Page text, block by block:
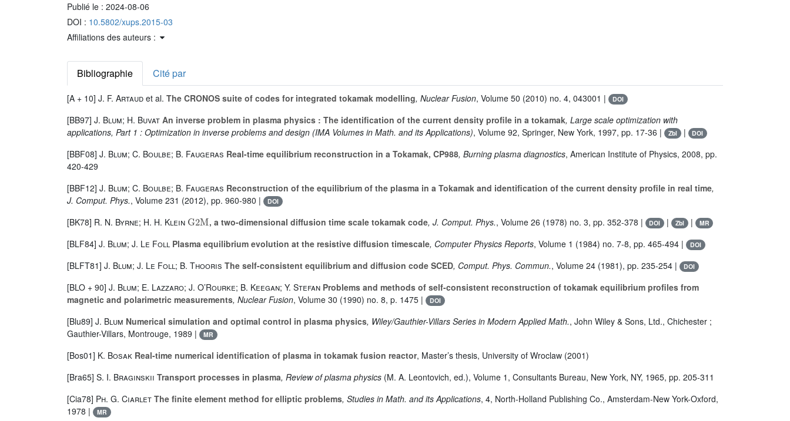
Publié le : 2024-08-06
DOI : 10.5802/xups.2015-03
Affiliations des auteurs :
Bibliographie Cité par
[A + 10] J. F. Artaud et al. The CRONOS suite of codes for integrated tokamak modelling, Nuclear Fusion, Volume 50 (2010) no. 4, 043001 | DOI
[BB97] J. Blum; H. Buvat An inverse problem in plasma physics : The identification of the current density profile in a tokamak, Large scale optimization with
applications, Part 1 : Optimization in inverse problems and design (IMA Volumes in Math. and its Applications), Volume 92, Springer, New York, 1997, pp. 17-36 | Zbl | DOI
[BBF08] J. Blum; C. Boulbe; B. Faugeras Real-time equilibrium reconstruction in a Tokamak, CP988, Burning plasma diagnostics, American Institute of Physics, 2008, pp.
420-429
[BBF12] J. Blum; C. Boulbe; B. Faugeras Reconstruction of the equilibrium of the plasma in a Tokamak and identification of the current density profile in real time,
J. Comput. Phys., Volume 231 (2012), pp. 960-980 | DOI
[BK78] R. N. Byrne; H. H. Klein G 2M, a two-dimensional diffusion time scale tokamak code, J. Comput. Phys., Volume 26 (1978) no. 3, pp. 352-378 | DOI | Zbl | MR
[BLF84] J. Blum; J. Le FollPlasma equilibrium evolution at the resistive diffusion timescale, Computer Physics Reports, Volume 1 (1984) no. 7-8, pp. 465-494 | DOI
[BLFT81] J. Blum; J. Le Foll; B. Thooris The self-consistent equilibrium and diffusion code SCED, Comput. Phys. Commun., Volume 24 (1981), pp. 235-254 | DOI
[BLO + 90] J. Blum; E. Lazzaro; J. O’Rourke; B. Keegan; Y. Stefan Problems and methods of self-consistent reconstruction of tokamak equilibrium profiles from
magnetic and polarimetric measurements, Nuclear Fusion, Volume 30 (1990) no. 8, p. 1475 | DOI
[Blu89] J. Blum Numerical simulation and optimal control in plasma physics, Wiley/Gauthier-Villars Series in Modern Applied Math., John Wiley & Sons, Ltd., Chichester ;
Gauthier-Villars, Montrouge, 1989 |
MR
[Bos01] K. Bosak Real-time numerical identification of plasma in tokamak fusion reactor, Master’s thesis, University of Wroclaw (2001)
[Bra65] S. I. Braginskii Transport processes in plasma, Review of plasma physics (M. A. Leontovich, ed.), Volume 1 , Consultants Bureau, New York, NY, 1965, pp. 205-311
[Cia78] Ph. G. Ciarlet The finite element method for elliptic problems, Studies in Math. and its Applications, 4, North-Holland Publishing Co., Amsterdam-New York-Oxford,
1978 |
MR